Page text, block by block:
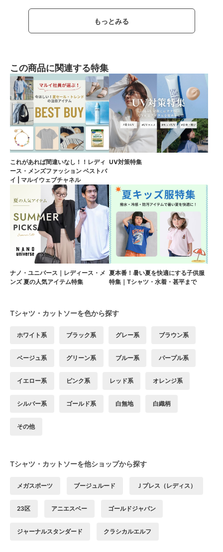
もっとみる
この商品に関連する特集
これがあれば間違いなし！！レディ
ース・メンズファッション ベストバ
イ | マルイウェブチャネル
UV対策特集
ナノ・ユニバース｜レディース・メ
ンズ 夏の人気アイテム特集
夏本番！暑い夏を快適にする子供服
特集｜Tシャツ・水着・甚平まで
Tシャツ・カットソーを色から探す
ホワイト系 ブラック系 グレー系 ブラウン系
ベージュ系 グリーン系 ブルー系 パープル系
イエロー系 ピンク系 レッド系 オレンジ系
シルバー系 ゴールド系 白無地 白織柄
その他
Tシャツ・カットソーを他ショップから探す
メガスポーツ ブージュルード Ｊプレス（レディス）
23区 アニエスベー ゴールドジャパン
ジャーナルスタンダード クラシカルエルフ